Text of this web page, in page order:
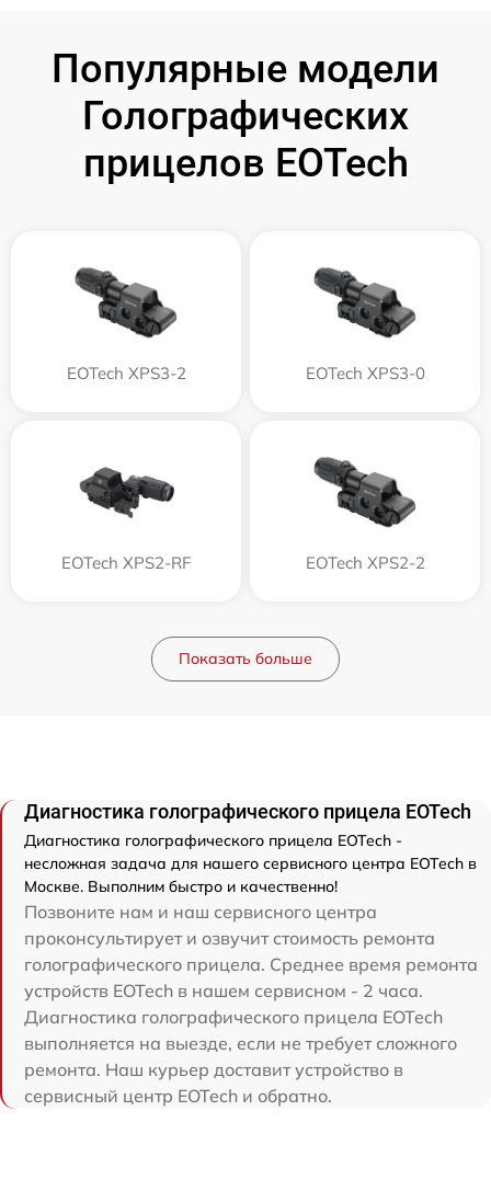
Популярные модели
Голографических
прицелов EOTech
EOTech XPS3-2 EOTech XPS3-0
EOTech XPS2-RF EOTech XPS2-2
Показать больше
Диагностика голографического прицела EOTech
Диагностика голографического прицела EOTech -
несложная задача для нашего сервисного центра EOTech в
Москве. Выполним быстро и качественно!
Позвоните нам и наш сервисного центра
проконсультирует и озвучит стоимость ремонта
голографического прицела. Среднее время ремонта
устройств EOTech в нашем сервисном - 2 часа.
Диагностика голографического прицела EOTech
выполняется на выезде, если не требует сложного
ремонта. Наш курьер доставит устройство в
сервисный центр EOTech и обратно.